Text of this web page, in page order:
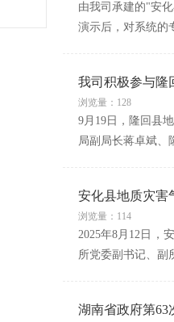
由我司承建的"安
演示后，对系统的
我司积极参与隆
浏览量：128
9月19日，隆回县
局副局长蒋卓斌、
安化县地质灾害
浏览量：114
2025年8月12日，
所党委副书记、副
湖南省政府第63